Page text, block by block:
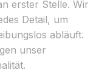
erster Stelle. Wir
Detail, um
abläuft.
unser